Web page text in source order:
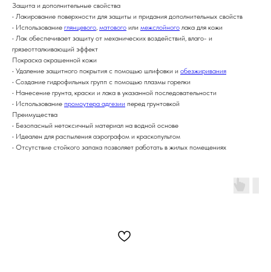
Защита и дополнительные свойства
• Лакирование поверхности для защиты и придания дополнительных свойств
• Использование глянцевого, матового или межслойного лака для кожи
• Лак обеспечивает защиту от механических воздействий, влаго- и
грязеотталкивающий эффект
Покраска окрашенной кожи
• Удаление защитного покрытия с помощью шлифовки и обезжиривания
• Создание гидрофильных групп с помощью плазмы горелки
• Нанесение грунта, краски и лака в указанной последовательности
• Использование промоутера адгезии перед грунтовкой
Преимущества
• Безопасный нетоксичный материал на водной основе
• Идеален для распыления аэрографом и краскопультом
• Отсутствие стойкого запаха позволяет работать в жилых помещениях